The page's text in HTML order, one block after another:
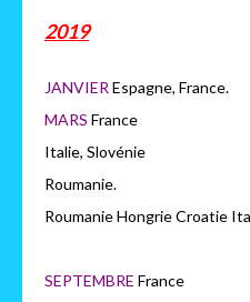
2019
JANVIER
MARS
Italie,
Roumanie Hongrie
SEPTEMBRE